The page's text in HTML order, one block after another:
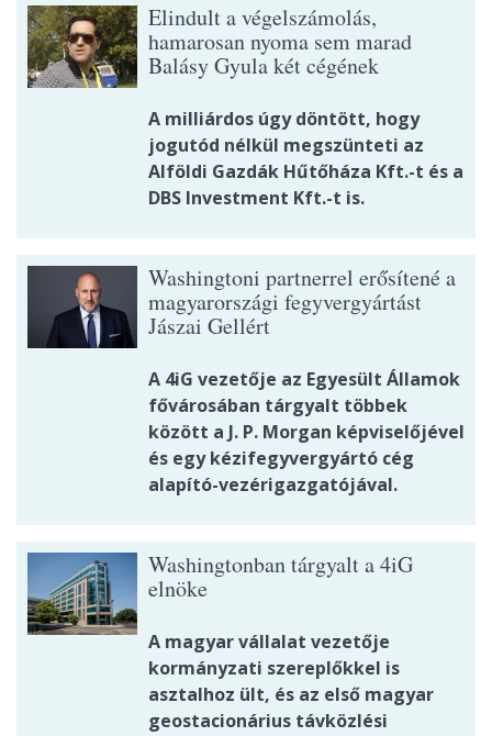
Elindult a végelszámolás,
hamarosan nyoma sem marad
Balásy Gyula két cégének
A milliárdos úgy döntött, hogy
jogutód nélkül megszünteti az
Alföldi Gazdák Hűtőháza Kft.-t és a
DBS Investment Kft.-t is.
Washingtoni partnerrel erősítené a
magyarországi fegyvergyártást
Jászai Gellért
A 4iG vezetője az Egyesült Államok
fővárosában tárgyalt többek
között a J. P. Morgan képviselőjével
és egy kézifegyvergyártó cég
alapító-vezérigazgatójával.
Washingtonban tárgyalt a 4iG
elnöke
A magyar vállalat vezetője
kormányzati szereplőkkel is
asztalhoz ült, és az első magyar
geostacionárius távközlési